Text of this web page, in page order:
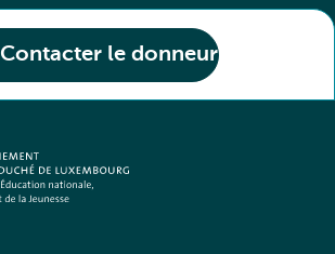
Contacter le donneur